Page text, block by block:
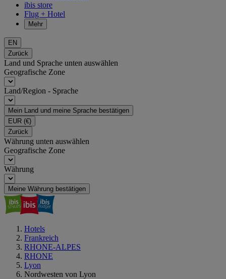
ibis store
Flug + Hotel
Mehr
EN
Zurück
Land und Sprache unten auswählen
Geografische Zone
Land/Region - Sprache
Mein Land und meine Sprache bestätigen
EUR (€)
Zurück
Währung unten auswählen
Geografische Zone
Währung
Meine Währung bestätigen
Hotels
Frankreich
RHONE-ALPES
RHONE
Lyon
Nordwesten von Lyon